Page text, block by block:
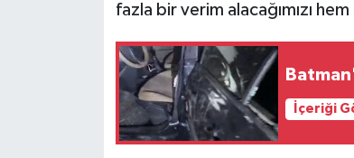
fazla bir verim alacağımızı
İçeriği
Son Dakika
AboneHaber Özel